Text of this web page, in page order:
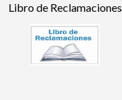
Libro de Reclamaciones